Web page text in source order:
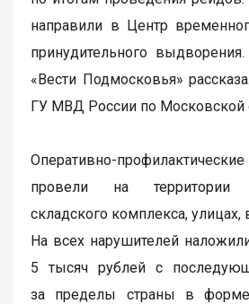
направили в Центр
принудительного
«Вести Подмосковья»
ГУ МВД России по Московской
Оперативно-
провели на территории
складского комплекса, улицах,
На всех нарушителей
5 тысяч рублей с
за пределы страны в форме